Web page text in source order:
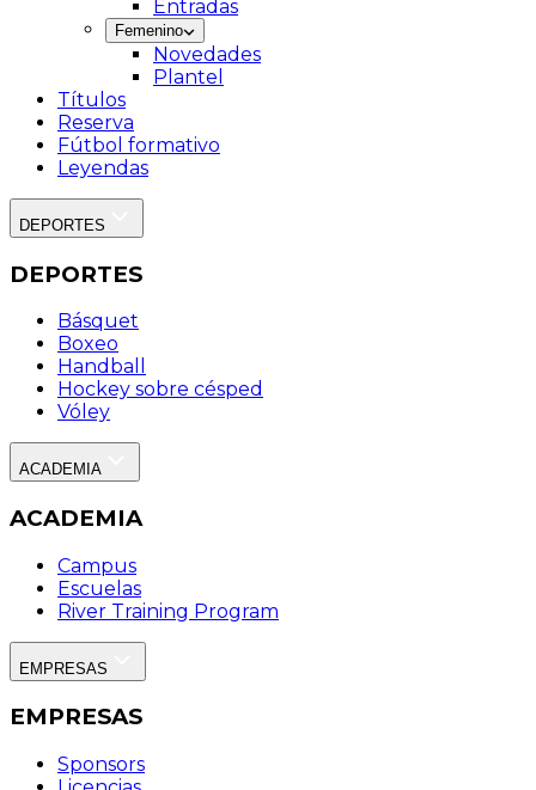
Entradas
Femenino
Novedades
Plantel
Títulos
Reserva
Fútbol formativo
Leyendas
DEPORTES
DEPORTES
Básquet
Boxeo
Handball
Hockey sobre césped
Vóley
ACADEMIA
ACADEMIA
Campus
Escuelas
River Training Program
EMPRESAS
EMPRESAS
Sponsors